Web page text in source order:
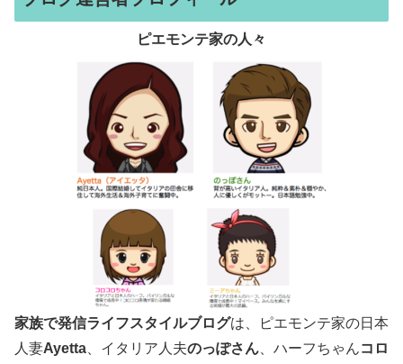
ピエモンテ家の人々
家族で発信ライフスタイルブログは、ピエモンテ家の日本
人妻Ayetta 、イタリア人夫のっぽさん 、ハーフちゃんコロ